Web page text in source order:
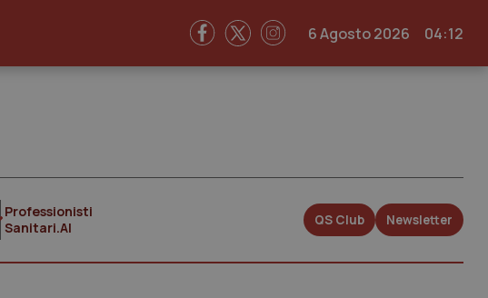
6 Agosto 2026 04:12
Professionisti
Sanitari.AI
QS Club Newsletter